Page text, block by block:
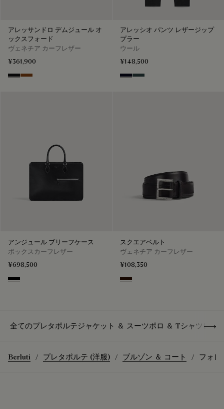
アレッサンドロ デムジュール オ
ックスフォード
ヴェネチア カーフレザー
¥361,900
Nero Grigio
Cacao Intenso
アレッシオ パンツ レザージップ
プラー
ウール
¥148,500
Black & Night Blue
Dark Lead & Mysterious
アンジュール ブリーフケース
ボックスカーフレザー
¥698,500
Black
スクエアベルト
ヴェネチア カーフレザー
¥108,350
Fondant
全てのプレタポルテジャケット ＆ スーツポロ ＆ Tシャツ レザ
Berluti プレタポルテ (洋服) ブルゾン ＆ コート フォレ